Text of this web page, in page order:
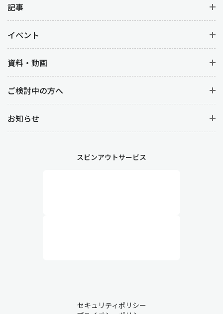
記事
イベント
資料・動画
ご検討中の方へ
お知らせ
スピンアウトサービス
セキュリティポリシー